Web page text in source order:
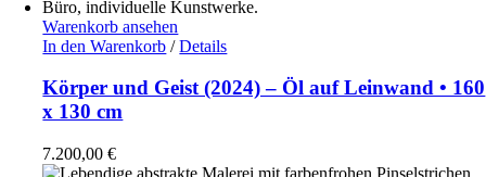
Warenkorb ansehen
In den Warenkorb / Details
Körper und Geist (2024) – Öl auf Leinwand • 160
x 130 cm
7.200,00€